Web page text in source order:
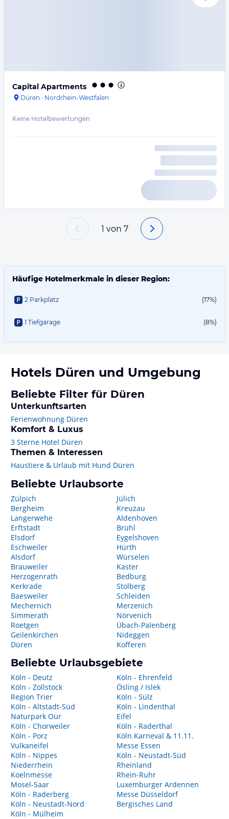
Capital Apartments
Düren · Nordrhein-Westfalen
Keine Hotelbewertungen
1 von 7
Häufige Hotelmerkmale in dieser Region:
2 Parkplatz (17%)
1 Tiefgarage (8%)
Hotels Düren und Umgebung
Beliebte Filter für Düren
Unterkunftsarten
Ferienwohnung Düren
Komfort & Luxus
3 Sterne Hotel Düren
Themen & Interessen
Haustiere & Urlaub mit Hund Düren
Beliebte Urlaubsorte
Zülpich
Bergheim
Langerwehe
Erftstadt
Elsdorf
Eschweiler
Alsdorf
Brauweiler
Herzogenrath
Kerkrade
Baesweiler
Mechernich
Simmerath
Roetgen
Geilenkirchen
Düren
Jülich
Kreuzau
Aldenhoven
Brühl
Eygelshoven
Hürth
Würselen
Kaster
Bedburg
Stolberg
Schleiden
Merzenich
Nörvenich
Übach-Palenberg
Nideggen
Kofferen
Beliebte Urlaubsgebiete
Köln - Deutz
Köln - Zollstock
Region Trier
Köln - Altstadt-Süd
Naturpark Our
Köln - Chorweiler
Köln - Porz
Vulkaneifel
Köln - Nippes
Niederrhein
Koelnmesse
Mosel-Saar
Köln - Raderberg
Köln - Neustadt-Nord
Köln - Mülheim
Köln - Ehrenfeld
Ösling / Islek
Köln - Sülz
Köln - Lindenthal
Eifel
Köln - Raderthal
Köln Karneval & 11.11.
Messe Essen
Köln - Neustadt-Süd
Rheinland
Rhein-Ruhr
Luxemburger Ardennen
Messe Düsseldorf
Bergisches Land